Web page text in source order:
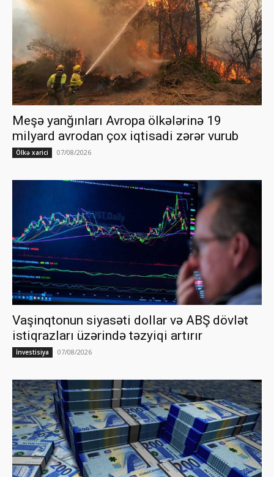
Meşə yanğınları Avropa ölkələrinə 19
milyard avrodan çox iqtisadi zərər vurub
Ölkə xarici 07/08/2026
Vaşinqtonun siyasəti dollar və ABŞ dövlət
istiqrazları üzərində təzyiqi artırır
İnvestisiya 07/08/2026